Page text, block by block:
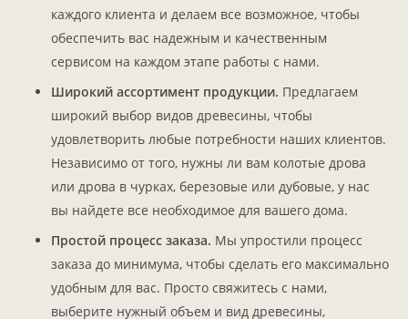
Дрова чурками
О компании
Контакты
каждого клиента и делаем все возможное, чтобы
обеспечить вас надежным и качественным
сервисом на каждом этапе работы с нами.
Широкий ассортимент продукции. Предлагаем
широкий выбор видов древесины, чтобы
удовлетворить любые потребности наших клиентов.
Независимо от того, нужны ли вам колотые дрова
или дрова в чурках, березовые или дубовые, у нас
вы найдете все необходимое для вашего дома.
Простой процесс заказа. Мы упростили процесс
заказа до минимума, чтобы сделать его максимально
удобным для вас. Просто свяжитесь с нами,
выберите нужный объем и вид древесины,